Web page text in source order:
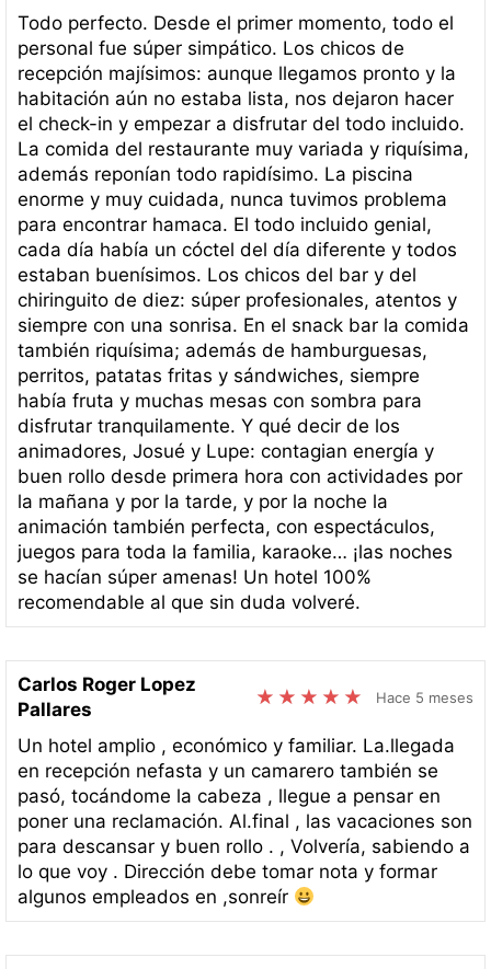
Todo perfecto. Desde el primer momento, todo el
personal fue súper simpático. Los chicos de
recepción majísimos: aunque llegamos pronto y la
habitación aún no estaba lista, nos dejaron hacer
el check-in y empezar a disfrutar del todo incluido.
La comida del restaurante muy variada y riquísima,
además reponían todo rapidísimo. La piscina
enorme y muy cuidada, nunca tuvimos problema
para encontrar hamaca. El todo incluido genial,
cada día había un cóctel del día diferente y todos
estaban buenísimos. Los chicos del bar y del
chiringuito de diez: súper profesionales, atentos y
siempre con una sonrisa. En el snack bar la comida
también riquísima; además de hamburguesas,
perritos, patatas fritas y sándwiches, siempre
había fruta y muchas mesas con sombra para
disfrutar tranquilamente. Y qué decir de los
animadores, Josué y Lupe: contagian energía y
buen rollo desde primera hora con actividades por
la mañana y por la tarde, y por la noche la
animación también perfecta, con espectáculos,
juegos para toda la familia, karaoke… ¡las noches
se hacían súper amenas! Un hotel 100%
recomendable al que sin duda volveré.
Carlos Roger Lopez
Pallares
Hace 5 meses
Un hotel amplio , económico y familiar. La.llegada
en recepción nefasta y un camarero también se
pasó, tocándome la cabeza , llegue a pensar en
poner una reclamación. Al.final , las vacaciones son
para descansar y buen rollo . , Volvería, sabiendo a
lo que voy . Dirección debe tomar nota y formar
algunos empleados en ,sonreír